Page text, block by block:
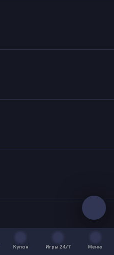
Купон
Игры 24/7
Меню